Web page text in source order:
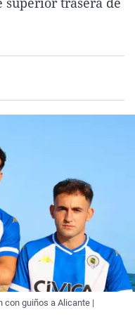
La rosa de los vientos
Como el perro y el
Caso
Equipo de
Extremadura
La Rioja
Virales
Elecciones
con guiños a Alicante |